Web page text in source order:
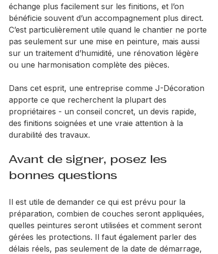
choses. On gagne du temps au moment du devis, on
échange plus facilement sur les finitions, et l’on
bénéficie souvent d’un accompagnement plus direct.
C’est particulièrement utile quand le chantier ne porte
pas seulement sur une mise en peinture, mais aussi
sur un traitement d’humidité, une rénovation légère
Dans cet esprit, une entreprise comme J-Décoration
apporte ce que recherchent la plupart des
propriétaires - un conseil concret, un devis rapide,
des finitions soignées et une vraie attention à la
Avant de signer, posez les
Il est utile de demander ce qui est prévu pour la
préparation, combien de couches seront appliquées,
quelles peintures seront utilisées et comment seront
gérées les protections. Il faut également parler des